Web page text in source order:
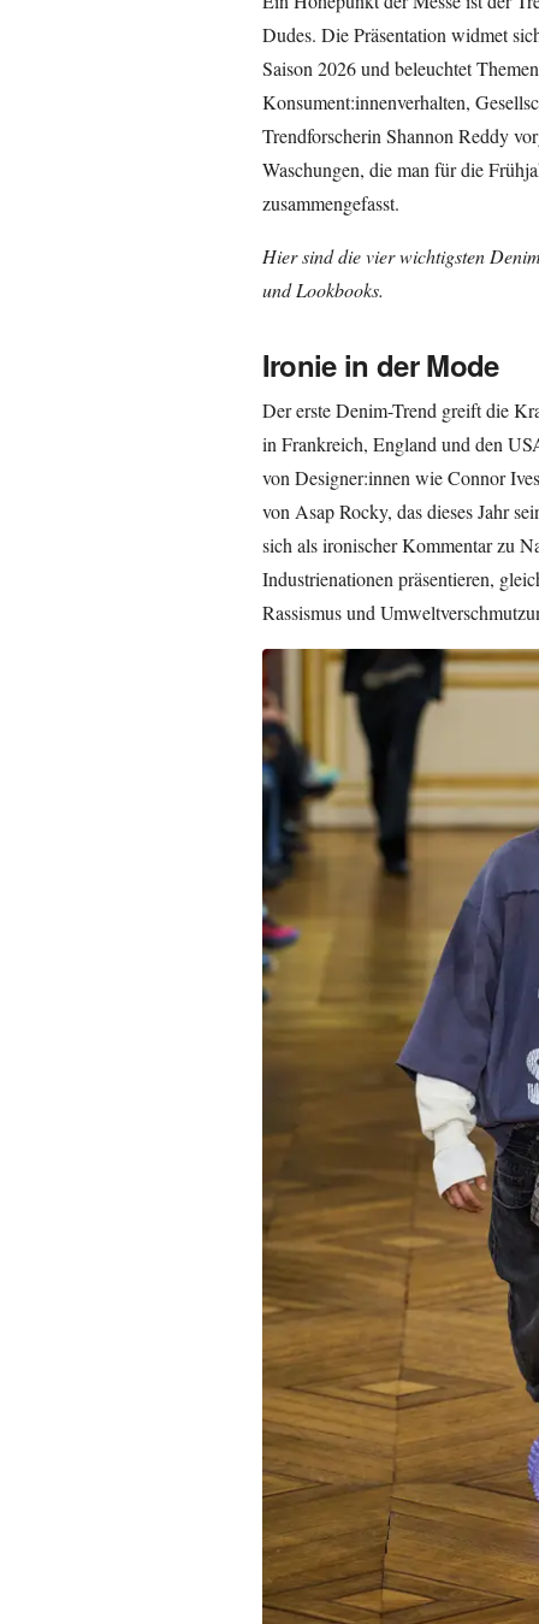
Dudes. Die Präsentation widmet
Saison 2026 und beleuchtet
Konsument:innenverhalten,
Trendforscherin Shannon Reddy
Waschungen, die man für die
zusammengefasst.
Hier sind die vier wichtigsten
und Lookbooks.
Ironie in der Mode
Der erste Denim-Trend greift die
in Frankreich, England und den
von Designer:innen wie Connor
von Asap Rocky, das dieses Jahr
sich als ironischer Kommentar zu
Industrienationen präsentieren,
Rassismus und